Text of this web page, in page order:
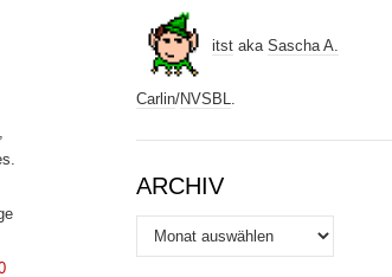
itst aka Sascha A.
Carlin/NVSBL.
ARCHIV
Archiv